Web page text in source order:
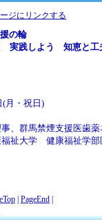
ジにリンクする
の輪
よう 知恵と工
(月・祝日)
、群馬禁煙支援医歯
祉大学 健康福祉学部
| PageEnd |